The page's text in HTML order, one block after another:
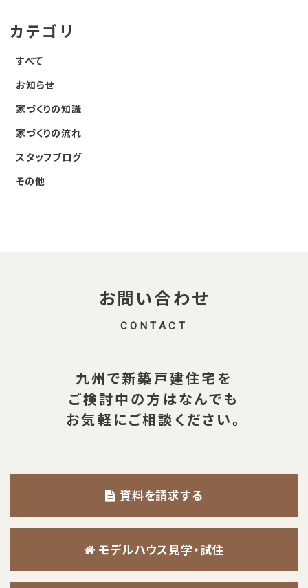
カテゴリ
すべて
お知らせ
家づくりの知識
家づくりの流れ
スタッフブログ
その他
お問い合わせ
CONTACT
九州で新築戸建住宅を
ご検討中の方はなんでも
お気軽にご相談ください。
資料を請求する
モデルハウス見学・試住